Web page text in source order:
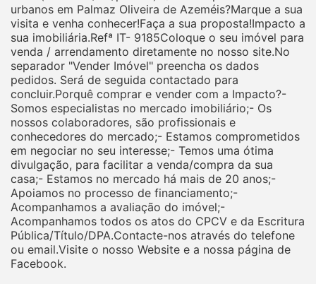
urbanos em Palmaz Oliveira de Azeméis?Marque a sua
visita e venha conhecer!Faça a sua proposta!Impacto a
sua imobiliária.Refª IT- 9185Coloque o seu imóvel para
venda / arrendamento diretamente no nosso site.No
separador "Vender Imóvel" preencha os dados
pedidos. Será de seguida contactado para
concluir.Porquê comprar e vender com a Impacto?-
Somos especialistas no mercado imobiliário;- Os
nossos colaboradores, são profissionais e
conhecedores do mercado;- Estamos comprometidos
em negociar no seu interesse;- Temos uma ótima
divulgação, para facilitar a venda/compra da sua
casa;- Estamos no mercado há mais de 20 anos;-
Apoiamos no processo de financiamento;-
Acompanhamos a avaliação do imóvel;-
Acompanhamos todos os atos do CPCV e da Escritura
Pública/Título/DPA.Contacte-nos através do telefone
ou email.Visite o nosso Website e a nossa página de
Facebook.